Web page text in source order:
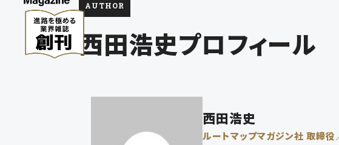
AUTHOR
西田浩史プロフィール
西田浩史
ルートマップマガジン社 取締役